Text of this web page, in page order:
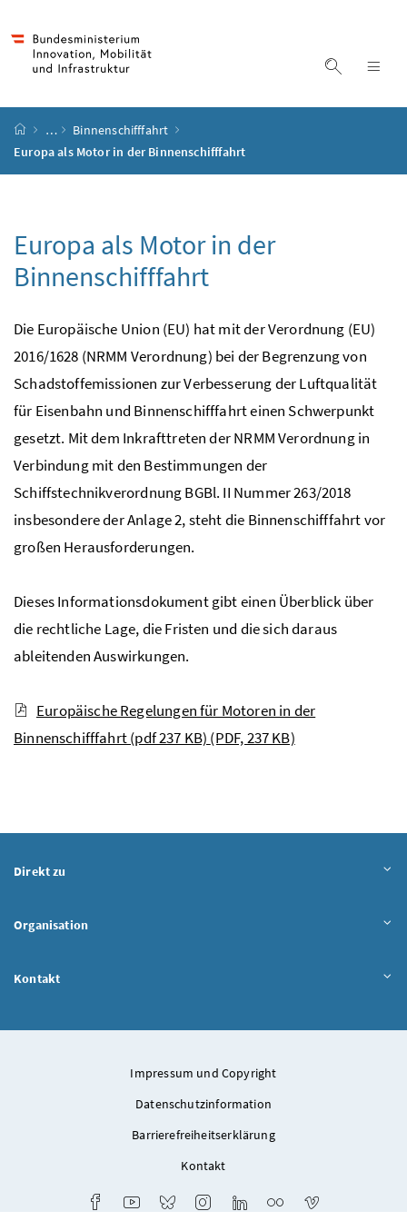
Suche
Startseite
…
Binnenschifffahrt
Europa als Motor in der Binnenschifffahrt
Europa als Motor in der
Binnenschifffahrt
Die Europäische Union (EU) hat mit der Verordnung (EU)
2016/1628 (NRMM Verordnung) bei der Begrenzung von
Schadstoffemissionen zur Verbesserung der Luftqualität
für Eisenbahn und Binnenschifffahrt einen Schwerpunkt
gesetzt. Mit dem Inkrafttreten der NRMM Verordnung in
Verbindung mit den Bestimmungen der
SchiffstechnikverordnungBGBl. II Nummer 263/2018
insbesondere der Anlage 2, steht die Binnenschifffahrt vor
großen Herausforderungen.
Dieses Informationsdokument gibt einen Überblick über
die rechtliche Lage, die Fristen und die sich daraus
ableitenden Auswirkungen.
Europäische Regelungen für Motoren in der
Binnenschifffahrt (pdf 237 KB) (PDF, 237 KB)
Direkt zu
Organisation
Kontakt
Impressum und Copyright
Datenschutzinformation
Barrierefreiheitserklärung
Kontakt
FacebookYoutube Bluesky InstagramLinkedIn Flickr